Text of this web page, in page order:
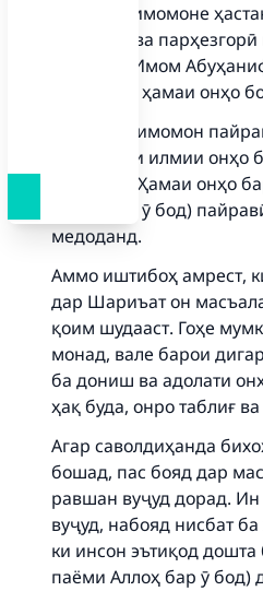
бузургон имомоне
некӯкорӣ ва
фиқҳӣ — Имом
Аллоҳ бар ҳамаи онҳо
Ҳамаи ин имомон
фаъолияти илмии онҳо
шуда буд. Ҳамаи онҳо
Аллоҳ бар ӯ бод)
медоданд.
Аммо иштибоҳ амрест,
дар Шариъат он
қоим шудааст. Гоҳе
монад, вале барои
ба дониш ва адолати
ҳақ буда, онро таблиғ
Агар саволдиҳанда
бошад, пас бояд дар
равшан вуҷуд дорад. Ин
вуҷуд, набояд нисбат
ки инсон эътиқод
паёми Аллоҳ бар ӯ бод)
Make an
"A person